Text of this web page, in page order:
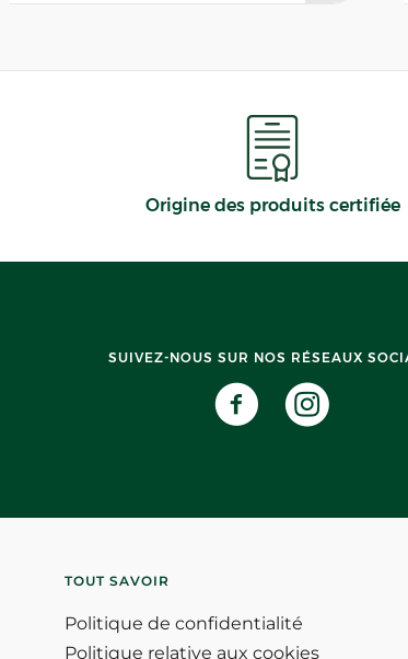
Origine des produits certifiée
SUIVEZ-NOUS SUR NOS RÉSEAUX
TOUT SAVOIR
Politique de confidentialité
Politique relative aux cookies